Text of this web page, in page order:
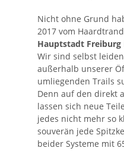
Nicht ohne Grund
2017 vom
Hauptstadt Freiburg
Wir sind selbst
außerhalb unserer
umliegenden Trails
Denn auf den direkt
lassen sich neue
jedes nicht mehr so
souverän jede
beider Systeme mit